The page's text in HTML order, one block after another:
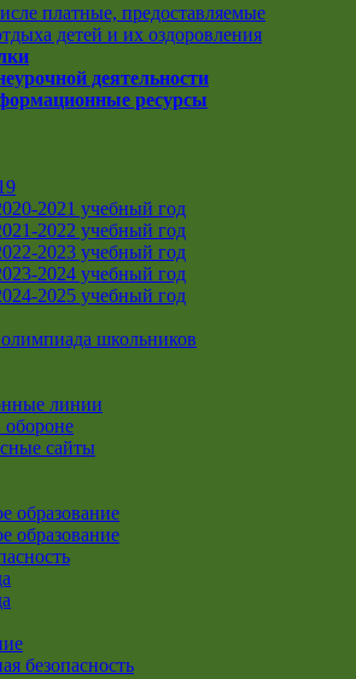
платные, предоставляемые
детей и их оздоровления
деятельности
ресурсы
2021 учебный год
2022 учебный год
2023 учебный год
2024 учебный год
2025 учебный год
школьников
линии
обороне
сайты
образование
образование
безопасность